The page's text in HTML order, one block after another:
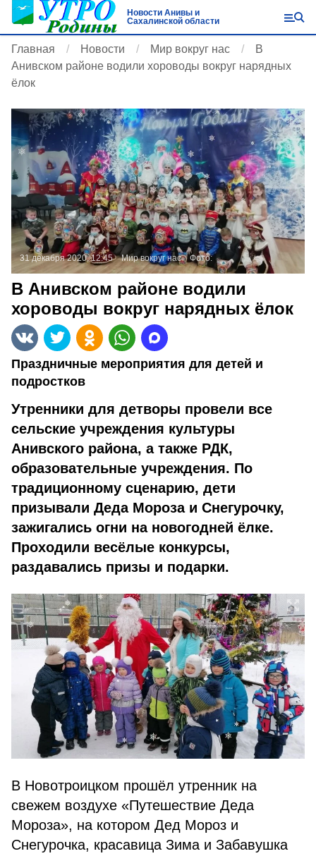
Новости Анивы и
Сахалинской области
Главная Новости Мир вокруг нас
В
Анивском районе водили хороводы вокруг нарядных
ёлок
31 декабря 2020, 12:45 Мир вокруг нас Фото:
В Анивском районе водили
хороводы вокруг нарядных ёлок
Праздничные мероприятия для детей и
подростков
Утренники для детворы провели все
сельские учреждения культуры
Анивского района, а также РДК,
образовательные учреждения. По
традиционному сценарию, дети
призывали Деда Мороза и Снегурочку,
зажигались огни на новогодней ёлке.
Проходили весёлые конкурсы,
раздавались призы и подарки.
В Новотроицком прошёл утренник на
свежем воздухе «Путешествие Деда
Мороза», на котором Дед Мороз и
Снегурочка, красавица Зима и Забавушка